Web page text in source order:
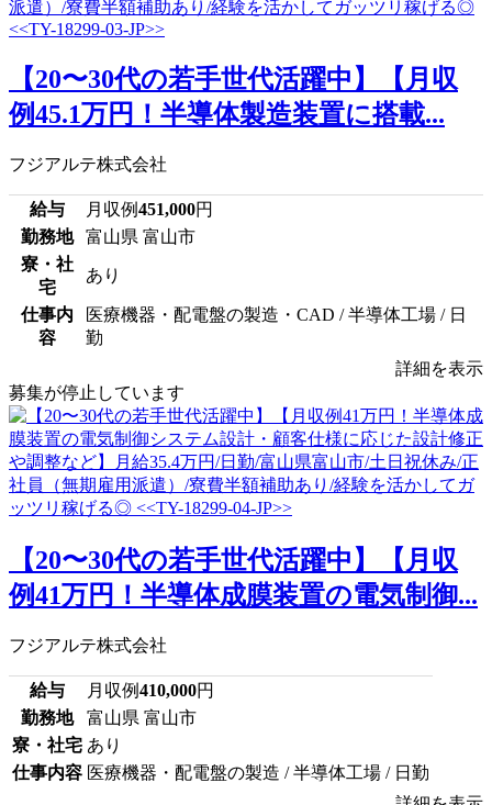
【20〜30代の若手世代活躍中】【月収
例45.1万円！半導体製造装置に搭載...
フジアルテ株式会社
給与 月収例451,000円
勤務地
富山県 富山市
寮・社
宅
あり
仕事内
容
医療機器・配電盤の製造・CAD / 半導体工場 / 日
勤
詳細を表示
募集が停止しています
【20〜30代の若手世代活躍中】【月収
例41万円！半導体成膜装置の電気制御...
フジアルテ株式会社
給与 月収例410,000円
勤務地
富山県 富山市
寮・社宅 あり
仕事内容 医療機器・配電盤の製造 / 半導体工場 / 日勤